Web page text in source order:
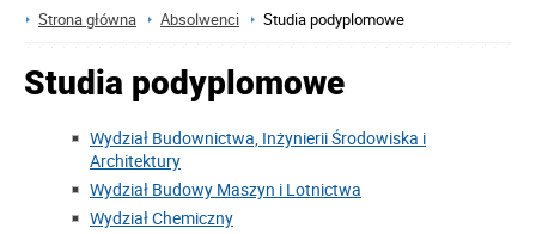
Strona główna Absolwenci Studia podyplomowe
Studia podyplomowe
Wydział Budownictwa, Inżynierii Środowiska i
Architektury
Wydział Budowy Maszyn i Lotnictwa
Wydział Chemiczny